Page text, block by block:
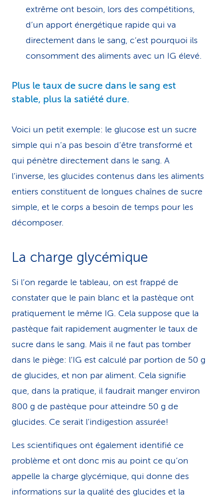
extrême ont besoin, lors des compétitions,
d’un apport énergétique rapide qui va
directement dans le sang, c’est pourquoi ils
consomment des aliments avec un IG élevé.
Plus le taux de sucre dans le sang est
stable, plus la satiété dure.
Voici un petit exemple: le glucose est un sucre
simple qui n’a pas besoin d’être transformé et
qui pénètre directement dans le sang. A
l’inverse, les glucides contenus dans les aliments
entiers constituent de longues chaînes de sucre
simple, et le corps a besoin de temps pour les
décomposer.
La charge glycémique
Si l’on regarde le tableau, on est frappé de
constater que le pain blanc et la pastèque ont
pratiquement le même IG. Cela suppose que la
pastèque fait rapidement augmenter le taux de
sucre dans le sang. Mais il ne faut pas tomber
dans le piège: l’IG est calculé par portion de 50 g
de glucides, et non par aliment. Cela signifie
que, dans la pratique, il faudrait manger environ
800 g de pastèque pour atteindre 50 g de
glucides. Ce serait l’indigestion assurée!
Les scientifiques ont également identifié ce
problème et ont donc mis au point ce qu’on
appelle la charge glycémique, qui donne des
informations sur la qualité des glucides et la